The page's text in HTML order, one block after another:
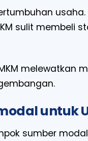
usaha.
sulit membeli
untuk
sumber